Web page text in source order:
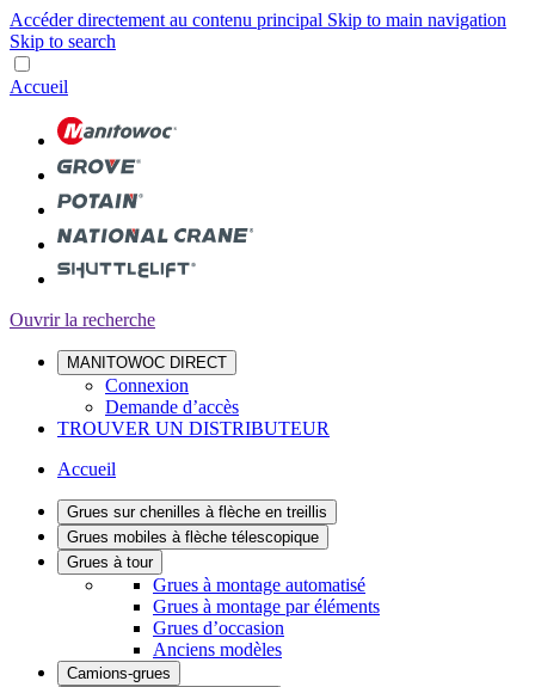
Accéder directement au contenu principal Skip to main navigation
Skip to search
Accueil
Ouvrir la recherche
MANITOWOC DIRECT
Connexion
Demande d’accès
TROUVER UN DISTRIBUTEUR
Accueil
Grues sur chenilles à flèche en treillis
Grues mobiles à flèche télescopique
Grues à tour
Grues à montage automatisé
Grues à montage par éléments
Grues d’occasion
Anciens modèles
Camions-grues